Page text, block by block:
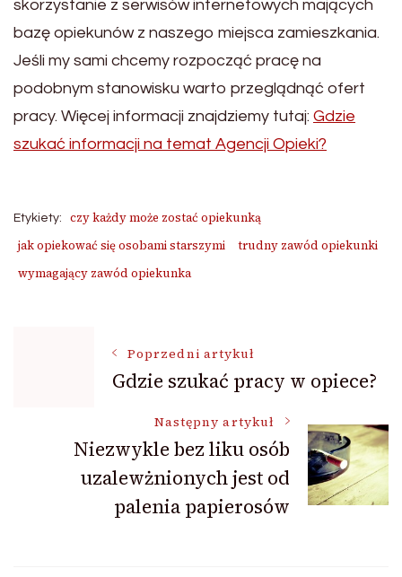
skorzystanie z serwisów internetowych mających
bazę opiekunów z naszego miejsca zamieszkania.
Jeśli my sami chcemy rozpocząć pracę na
podobnym stanowisku warto przeglądnąć ofert
pracy. Więcej informacji znajdziemy tutaj: Gdzie
szukać informacji na temat Agencji Opieki?
Etykiety:
czy każdy może zostać opiekunką
jak opiekować się osobami starszymi
trudny zawód opiekunki
wymagający zawód opiekunka
NawigacjaPoprzedni artykuł
Gdzie szukać pracy w opiece?
Następny artykuł
Niezwykle bez liku osób
uzalewżnionych jest od
palenia papierosów